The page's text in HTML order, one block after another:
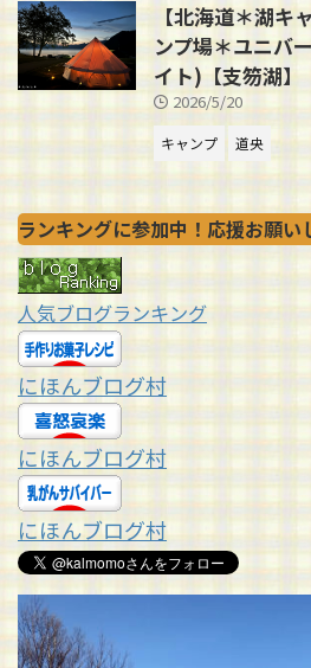
【北海道＊湖キ
ンプ場＊ユニバ
イト)【支笏湖】
2026/5/20
キャンプ 道央
ランキングに参加中！応援お願い
人気ブログランキング
にほんブログ村
にほんブログ村
にほんブログ村